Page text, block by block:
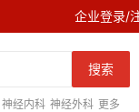
企业登录/
搜索
神经内科 神经外科 更多